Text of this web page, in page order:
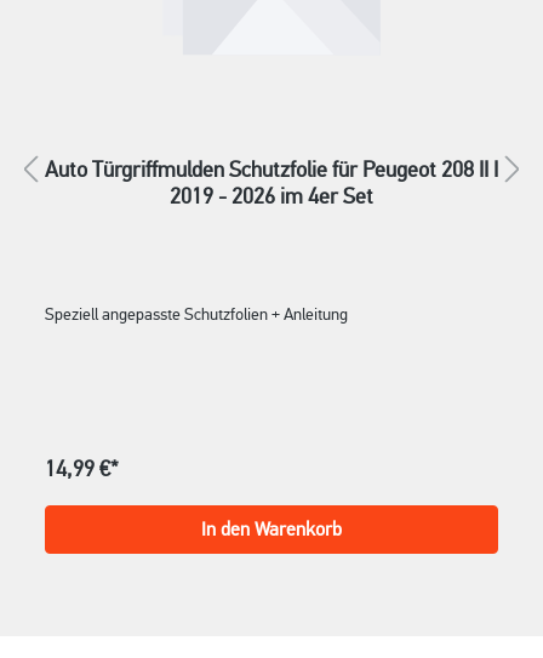
Auto Türgriffmulden Schutzfolie für Peugeot 208 II I
2019 - 2026 im 4er Set
Speziell angepasste Schutzfolien + Anleitung
14,99 €*
In den Warenkorb